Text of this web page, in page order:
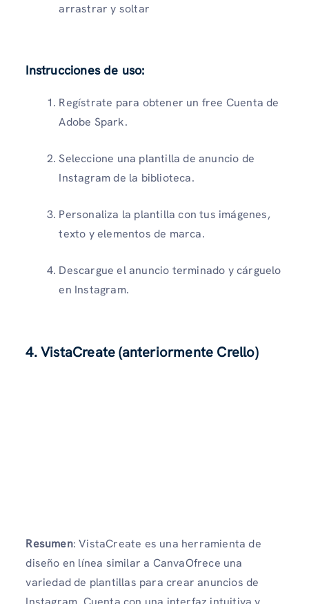
arrastrar y soltar
Instrucciones de uso:
Regístrate para obtener un free Cuenta de
Adobe Spark.
Seleccione una plantilla de anuncio de
Instagram de la biblioteca.
Personaliza la plantilla con tus imágenes,
texto y elementos de marca.
Descargue el anuncio terminado y cárguelo
en Instagram.
4. VistaCreate (anteriormente Crello)
Resumen: VistaCreate es una herramienta de
diseño en línea similar a CanvaOfrece una
variedad de plantillas para crear anuncios de